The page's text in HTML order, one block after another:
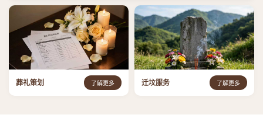
葬礼策划 了解更多 迁坟服务 了解更多